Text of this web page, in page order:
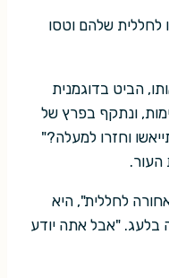
שלהם וטסו
הביט בדוגמנית
ונתקף בפרץ של
וחזרו למעלה?"
העור.
לחללית", היא
"אבל אתה יודע